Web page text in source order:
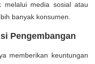
melalui media sosial atau
banyak konsumen.
Pengembangan
memberikan keuntungan